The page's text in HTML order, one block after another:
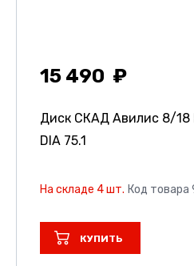
15 490
Диск СКАД Авилис 8/18
DIA 75.1
На складе 4 шт. Код
КУПИТЬ